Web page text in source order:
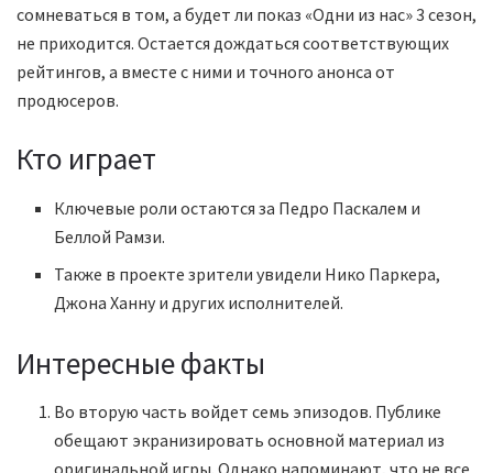
сомневаться в том, а будет ли показ «Одни из нас» 3 сезон,
не приходится. Остается дождаться соответствующих
рейтингов, а вместе с ними и точного анонса от
продюсеров.
Кто играет
Ключевые роли остаются за Педро Паскалем и
Беллой Рамзи.
Также в проекте зрители увидели Нико Паркера,
Джона Ханну и других исполнителей.
Интересные факты
Во вторую часть войдет семь эпизодов. Публике
обещают экранизировать основной материал из